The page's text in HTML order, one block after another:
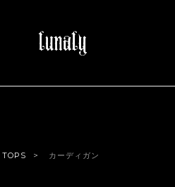
TOPS カーディガン